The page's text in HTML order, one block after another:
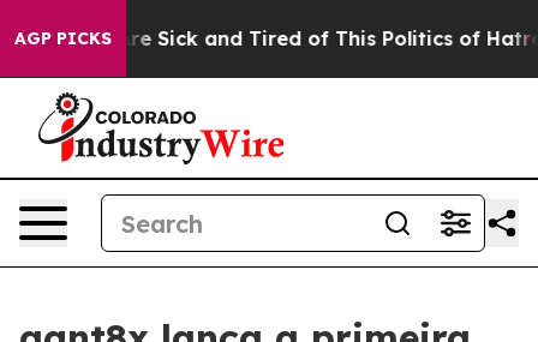
AGP PICKSAre Sick and Tired of This Politics of Hatred”